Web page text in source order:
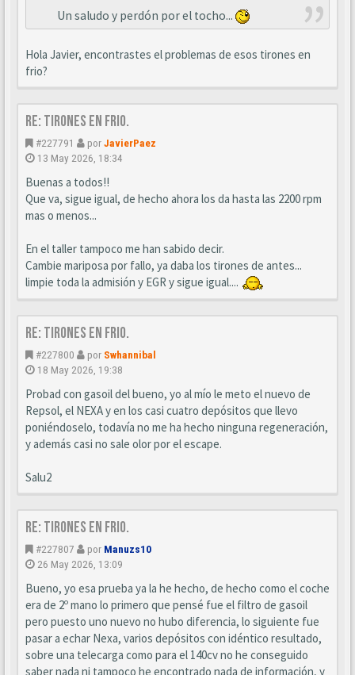
Un saludo y perdón por el tocho...
Hola Javier, encontrastes el problemas de esos tirones en
frio?
Re: Tirones en frio.
#227791 porJavierPaez
13 May 2026, 18:34
Buenas a todos!!
Que va, sigue igual, de hecho ahora los da hasta las 2200 rpm
mas o menos...
En el taller tampoco me han sabido decir.
Cambie mariposa por fallo, ya daba los tirones de antes...
limpie toda la admisión y EGR y sigue igual....
Re: Tirones en frio.
#227800 por Swhannibal
18 May 2026, 19:38
Probad con gasoil del bueno, yo al mío le meto el nuevo de
Repsol, el NEXA y en los casi cuatro depósitos que llevo
poniéndoselo, todavía no me ha hecho ninguna regeneración,
y además casi no sale olor por el escape.
Salu2
Re: Tirones en frio.
#227807 por Manuzs10
26 May 2026, 13:09
Bueno, yo esa prueba ya la he hecho, de hecho como el coche
era de 2º mano lo primero que pensé fue el filtro de gasoil
pero puesto uno nuevo no hubo diferencia, lo siguiente fue
pasar a echar Nexa, varios depósitos con idéntico resultado,
sobre una telecarga como para el 140cv no he conseguido
saber nada ni tampoco he encontrado nada de información, y